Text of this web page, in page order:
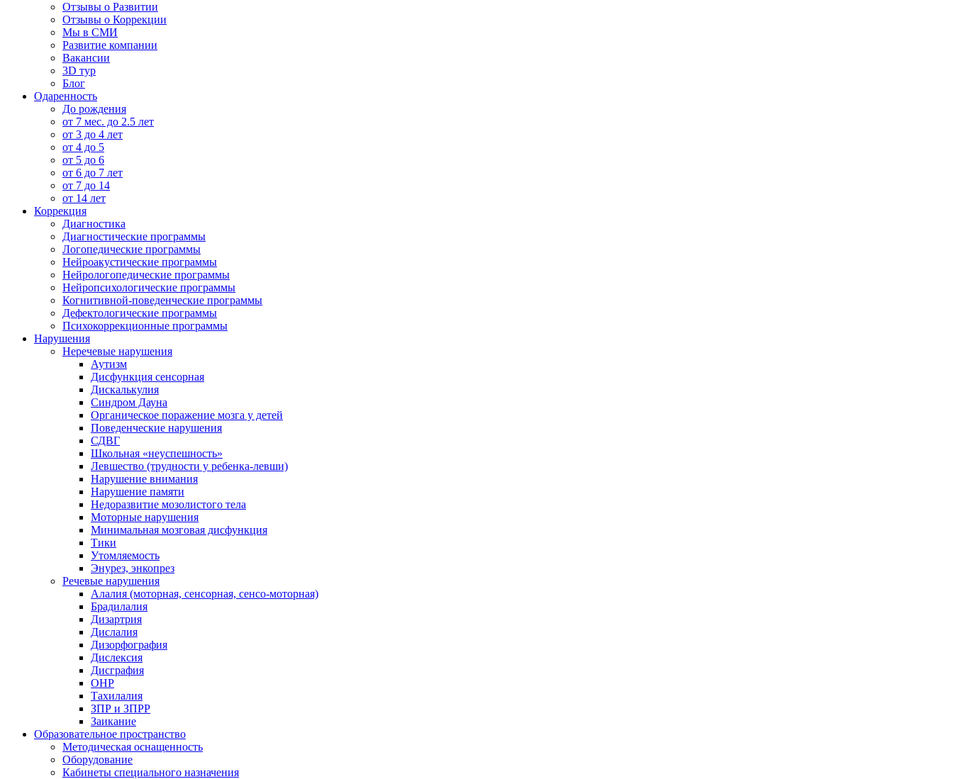
Отзывы о Развитии
Отзывы о Коррекции
Мы в СМИ
Развитие компании
Вакансии
3D тур
Блог
Одаренность
До рождения
от 7 мес. до 2.5 лет
от 3 до 4 лет
от 4 до 5
от 5 до 6
от 6 до 7 лет
от 7 до 14
от 14 лет
Коррекция
Диагностика
Диагностические программы
Логопедические программы
Нейроакустические программы
Нейрологопедические программы
Нейропсихологические программы
Когнитивной-поведенческие программы
Дефектологические программы
Психокоррекционные программы
Нарушения
Неречевые нарушения
Аутизм
Дисфункция сенсорная
Дискалькулия
Синдром Дауна
Органическое поражение мозга у детей
Поведенческие нарушения
СДВГ
Школьная «неуспешность»
Левшество (трудности у ребенка-левши)
Нарушение внимания
Нарушение памяти
Недоразвитие мозолистого тела
Моторные нарушения
Минимальная мозговая дисфункция
Тики
Утомляемость
Энурез, энкопрез
Речевые нарушения
Алалия (моторная, сенсорная, сенсо-моторная)
Брадилалия
Дизартрия
Дислалия
Дизорфография
Дислексия
Дисграфия
ОНР
Тахилалия
ЗПР и ЗПРР
Заикание
Образовательное пространство
Методическая оснащенность
Оборудование
Кабинеты специального назначения